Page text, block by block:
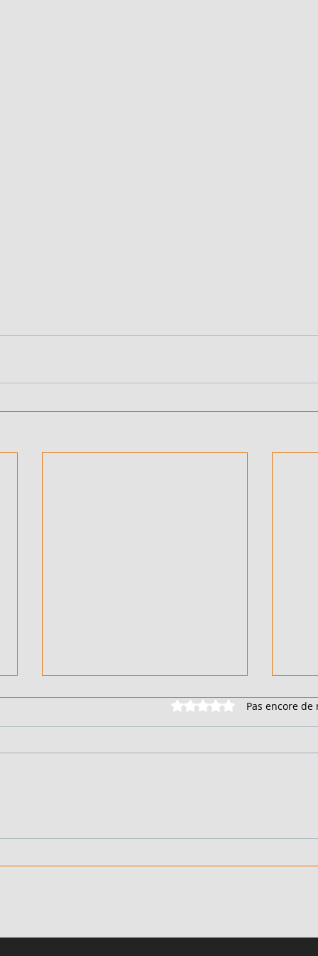
VENTE - COTE D'IVOIRE -
FCFA
Noté 0 étoile sur 5.
Pas encore de